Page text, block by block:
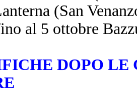
(San
al 5 ottobre
DOPO LE